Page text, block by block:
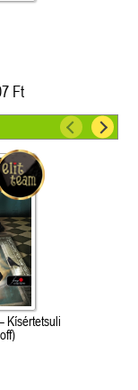
Ft
Kísértetsuli